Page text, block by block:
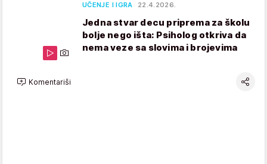
UČENJE I IGRA 22.4.2026.
Jedna stvar decu priprema za školu
bolje nego išta: Psiholog otkriva da
nema veze sa slovima i brojevima
Komentariši